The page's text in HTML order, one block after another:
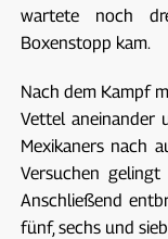
wartete noch
Boxenstopp kam.
Nach dem Kampf
Vettel aneinander
Mexikaners nach
Versuchen
Anschließend
fünf, sechs und